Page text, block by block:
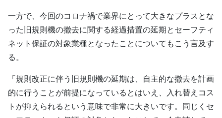
一方で、今回のコロナ禍で業界にとって大きなプラスとな
った旧規則機の撤去に関する経過措置の延期とセーフティ
ネット保証の対象業種となったことについてもこう言及す
る。
「規則改正に伴う旧規則機の延期は、自主的な撤去を計画
的に行うことが前提になっているとはいえ、入れ替えコス
トが抑えられるという意味で非常に大きいです。同じくセ